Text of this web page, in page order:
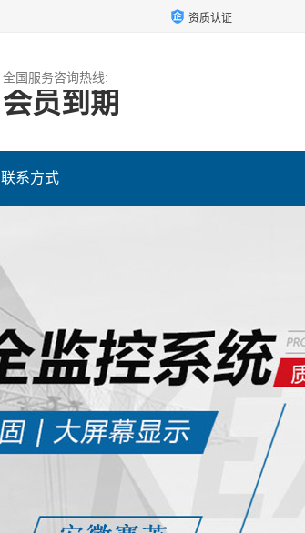
资质认证
全国服务咨询热线:
会员到期
联系方式